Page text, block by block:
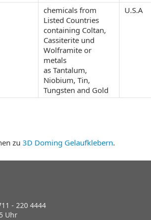
chemicals from
Listed Countries
containing Coltan,
Cassiterite und
Wolframite or
metals
as Tantalum,
Niobium, Tin,
Tungsten and Gold
U.S.A
zu 3D Doming Gelaufklebern.
- 220 4444
Uhr